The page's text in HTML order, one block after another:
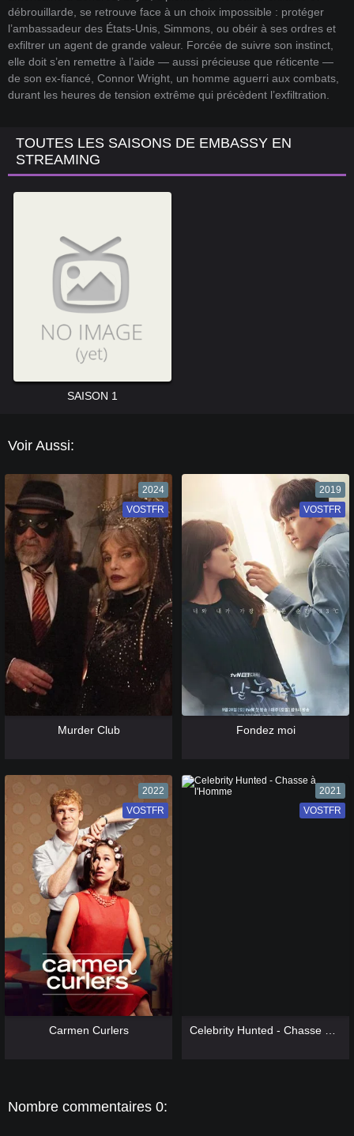
débrouillarde, se retrouve face à un choix impossible : protéger
l’ambassadeur des États-Unis, Simmons, ou obéir à ses ordres et
exfiltrer un agent de grande valeur. Forcée de suivre son instinct,
elle doit s’en remettre à l’aide — aussi précieuse que réticente —
de son ex-fiancé, Connor Wright, un homme aguerri aux combats,
durant les heures de tension extrême qui précèdent l’exfiltration.
TOUTES LES SAISONS DE EMBASSY EN
STREAMING
SAISON 1
Voir Aussi:
2024
VF
VOSTFR
Murder Club
2019
VF
VOSTFR
Fondez moi
2022
VF
VOSTFR
Carmen Curlers
2021
VF
VOSTFR
Nombre commentaires 0: